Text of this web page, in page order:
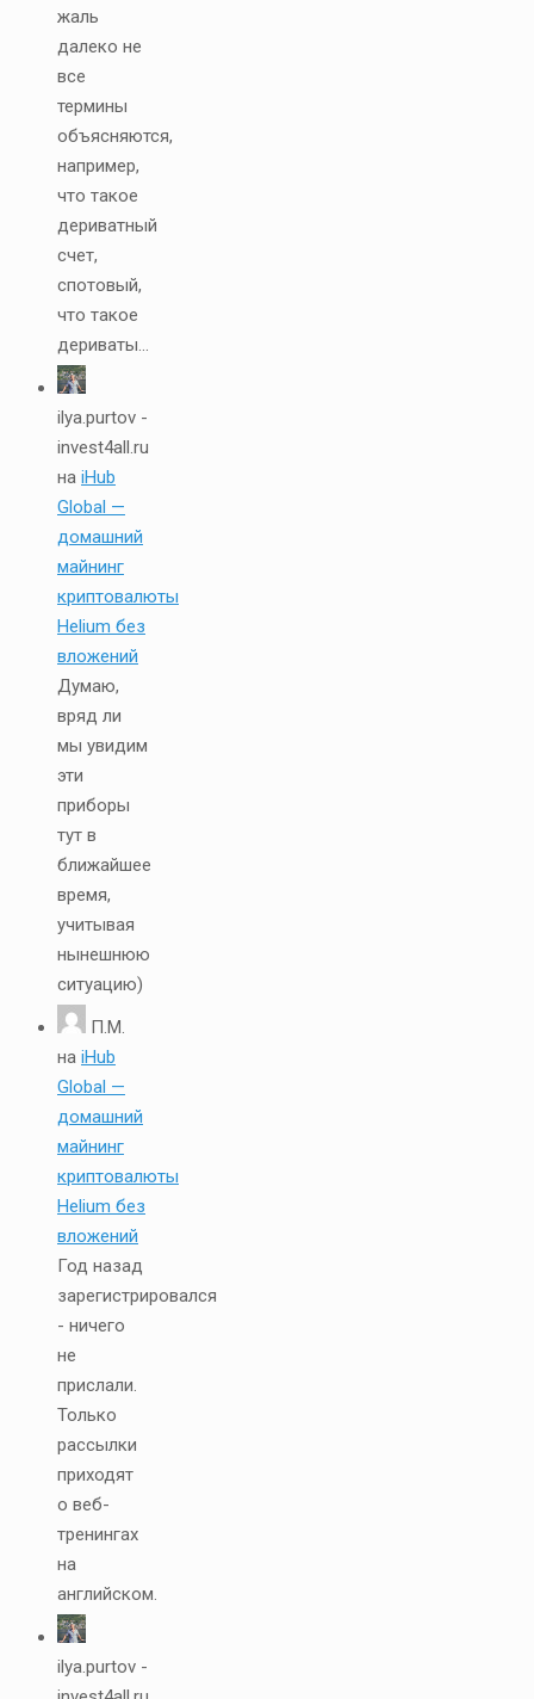
жаль
далеко не
все
термины
объясняются,
например,
что такое
дериватный
счет,
спотовый,
что такое
дериваты...
ilya.purtov -
invest4all.ru
на iHub
Global —
домашний
майнинг
криптовалюты
Helium без
вложений
Думаю,
вряд ли
мы увидим
эти
приборы
тут в
ближайшее
время,
учитывая
нынешнюю
ситуацию)
П.М.
на iHub
Global —
домашний
майнинг
криптовалюты
Helium без
вложений
Год назад
зарегистрировался
- ничего
не
прислали.
Только
рассылки
приходят
о веб-
тренингах
на
английском.
ilya.purtov -